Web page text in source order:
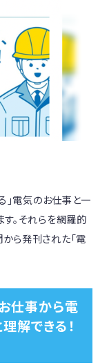
」電気のお仕事と一
。それらを網羅的
ら発刊された「電
仕事から電
解できる！